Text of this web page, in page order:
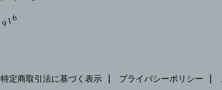
特定商取引法に基づく表示 プライバシーポリシー